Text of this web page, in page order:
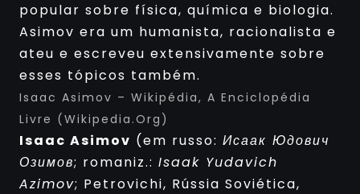
popular sobre física, química e biologia.
Asimov era um humanista, racionalista e
ateu e escreveu extensivamente sobre
esses tópicos também.
Isaac Asimov – Wikipédia, A Enciclopédia
Livre (wikipedia.org)
Isaac Asimov (em russo: Исаак Юдович
Озимов; romaniz.: Isaak Yudavich
Azimov; Petrovichi, Rússia Soviética,